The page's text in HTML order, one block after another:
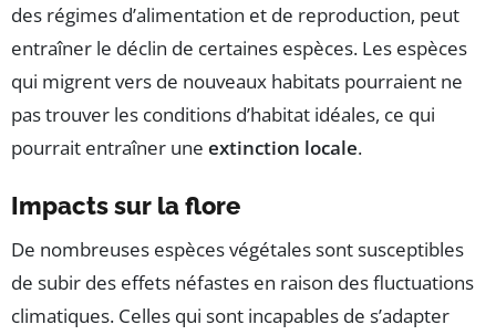
des régimes d’alimentation et de reproduction, peut
entraîner le déclin de certaines espèces. Les espèces
qui migrent vers de nouveaux habitats pourraient ne
pas trouver les conditions d’habitat idéales, ce qui
pourrait entraîner une extinction locale.
Impacts sur la flore
De nombreuses espèces végétales sont susceptibles
de subir des effets néfastes en raison des fluctuations
climatiques. Celles qui sont incapables de s’adapter